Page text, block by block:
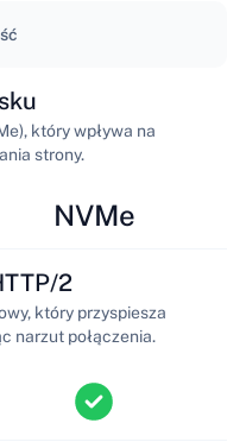
który wpływa na
strony.
NVMe
2
który przyspiesza
narzut połączenia.